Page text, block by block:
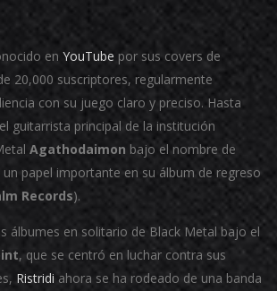
en YouTube por sus covers de
20,000 suscriptores, regularmente
con su juego claro y preciso. Hasta
guitarrista principal de la institución
Agathodaimon bajo el nombre de
papel importante en su álbum de regreso
Records).
álbumes en solitario de Black Metal bajo el
, que se centró en luchar contra sus
Ristridi ahora se ha rodeado de una banda